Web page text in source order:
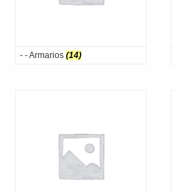
- - Armarios(14)